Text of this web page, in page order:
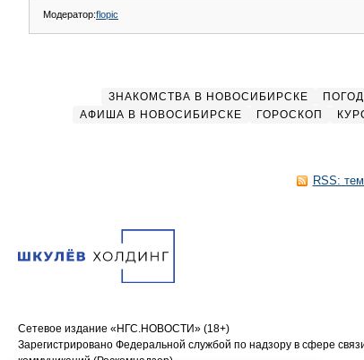
Модератор:flopic
ЗНАКОМСТВА В НОВОСИБИРСКЕ
АФИША В НОВОСИБИРСКЕ
ГОРОСКОП
RSS:
Сетевое издание «НГС.НОВОСТИ» (18+)
Зарегистрировано Федеральной службой по надзору в сфере